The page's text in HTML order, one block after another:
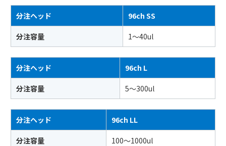
分注ヘッド 96ch SS
分注容量 1〜40ul
分注ヘッド 96ch L
分注容量 5〜300ul
分注ヘッド 96ch LL
分注容量 100〜1000ul